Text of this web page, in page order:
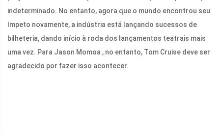
indeterminado. No entanto, agora que o mundo encontrou seu
ímpeto novamente, a indústria está lançando sucessos de
bilheteria, dando início à roda dos lançamentos teatrais mais
uma vez. Para Jason Momoa , no entanto, Tom Cruise deve ser
agradecido por fazer isso acontecer.